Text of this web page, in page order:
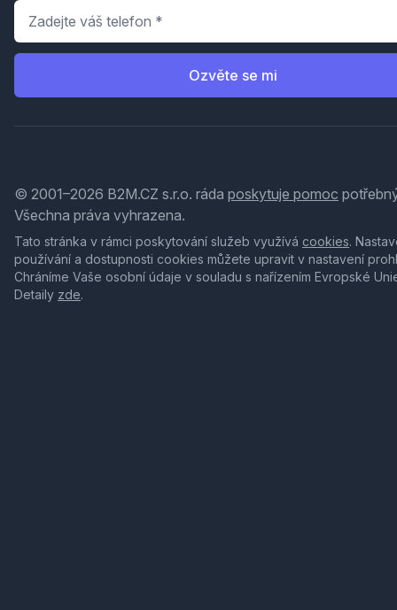
Telefon
Ozvěte se mi
© 2001–2026 B2M.CZ s.r.o. ráda poskytuje pomoc
Všechna práva vyhrazena.
Tato stránka v rámci poskytování služeb využívá cookies.
používání a dostupnosti cookies můžete upravit v nastavení
Chráníme Vaše osobní údaje v souladu s nařízením Evropské
Detaily zde.